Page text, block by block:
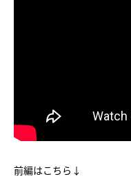
前編はこちら↓